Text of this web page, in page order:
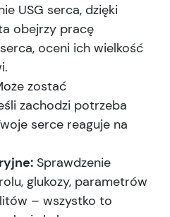
USG serca, dzięki
obejrzy pracę
oceni ich wielkość
zostać
zachodzi potrzeba
serce reaguje na
Sprawdzenie
glukozy, parametrów
– wszystko to